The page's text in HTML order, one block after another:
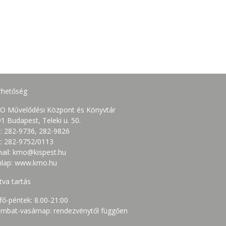
Művelődési Központ és Könyvtár
Budapest, Teleki u. 50.
282-9736, 282-9826
282-9752/0113
kmo@kispest.hu
www.kmo.hu
tartás
péntek: 8.00-21:00
vasárnap: rendezvénytől függően